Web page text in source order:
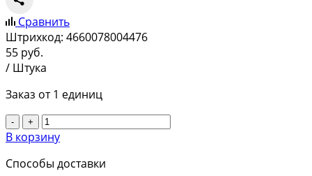
Сравнить
Штрихкод: 4660078004476
55 руб.
/ Штука
Заказ от 1 единиц
- +
В корзину
Способы доставки